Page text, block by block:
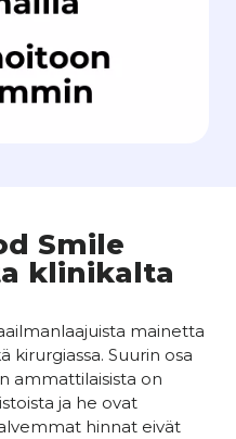
Smile
klinikalta
mainetta
kirurgiassa. Suurin osa
ammattilaisista on
ja he ovat
hinnat eivät